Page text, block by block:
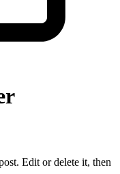
Edit or delete it, then